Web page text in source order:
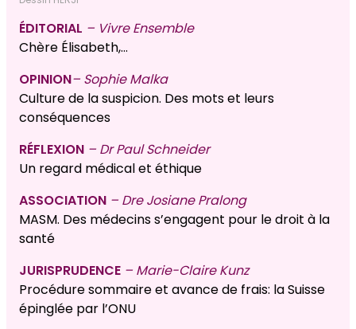
ÉDITORIAL – Vivre Ensemble
Chère Élisabeth,…
OPINION– Sophie Malka
Culture de la suspicion. Des mots et leurs
conséquences
RÉFLEXION – Dr Paul Schneider
Un regard médical et éthique
ASSOCIATION – Dre Josiane Pralong
MASM. Des médecins s’engagent pour le droit à la
santé
JURISPRUDENCE – Marie-Claire Kunz
Procédure sommaire et avance de frais: la Suisse
épinglée par l’ONU